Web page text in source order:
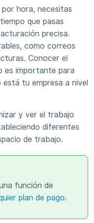
hora, necesitas
que pasas
precisa.
como correos
Conocer el
es importante para
tu empresa a nivel
y ver el trabajo
diferentes
de trabajo.
función de
plan de pago.